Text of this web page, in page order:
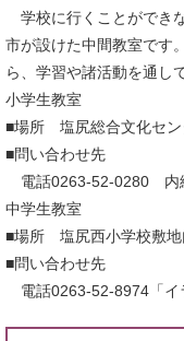
学校に行くことができ
市が設けた中間教室です
ら、学習や諸活動を通し
小学生教室
■場所 塩尻総合文化セン
■問い合わせ先
電話0263-52-0280 内
中学生教室
■場所 塩尻西小学校敷地
■問い合わせ先
電話0263-52-8974「